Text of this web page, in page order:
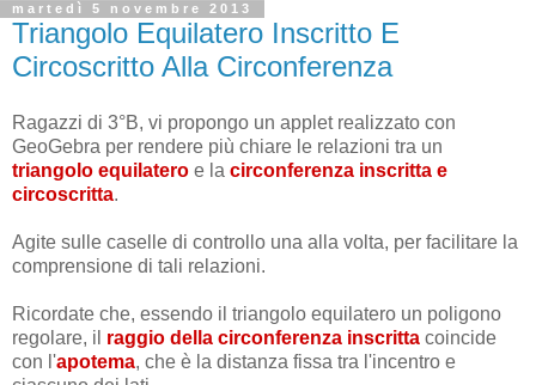
martedì 5 novembre 2013
Triangolo Equilatero Inscritto E
Circoscritto Alla Circonferenza
Ragazzi di 3°B, vi propongo un applet realizzato con
GeoGebra per rendere più chiare le relazioni tra un
triangolo equilatero e la circonferenza inscritta e
circoscritta.
Agite sulle caselle di controllo una alla volta, per facilitare la
comprensione di tali relazioni.
Ricordate che, essendo il triangolo equilatero un poligono
regolare, il raggio della circonferenza inscritta coincide
con l'apotema, che è la distanza fissa tra l'incentro e